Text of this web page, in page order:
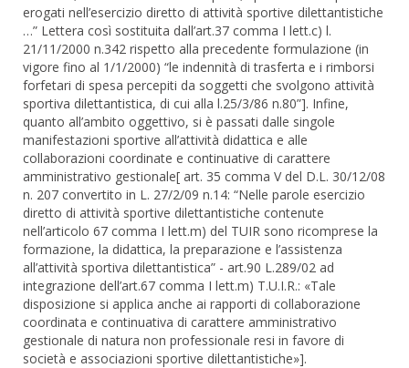
erogati nell’esercizio diretto di attività sportive dilettantistiche
…” Lettera così sostituita dall’art.37 comma I lett.c) l.
21/11/2000 n.342 rispetto alla precedente formulazione (in
vigore fino al 1/1/2000) “le indennità di trasferta e i rimborsi
forfetari di spesa percepiti da soggetti che svolgono attività
sportiva dilettantistica, di cui alla l.25/3/86 n.80”]. Infine,
quanto all’ambito oggettivo, si è passati dalle singole
manifestazioni sportive all’attività didattica e alle
collaborazioni coordinate e continuative di carattere
amministrativo gestionale[ art. 35 comma V del D.L. 30/12/08
n. 207 convertito in L. 27/2/09 n.14: “Nelle parole esercizio
diretto di attività sportive dilettantistiche contenute
nell’articolo 67 comma I lett.m) del TUIR sono ricomprese la
formazione, la didattica, la preparazione e l’assistenza
all’attività sportiva dilettantistica” - art.90 L.289/02 ad
integrazione dell’art.67 comma I lett.m) T.U.I.R.: «Tale
disposizione si applica anche ai rapporti di collaborazione
coordinata e continuativa di carattere amministrativo
gestionale di natura non professionale resi in favore di
società e associazioni sportive dilettantistiche»].